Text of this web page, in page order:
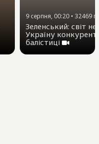
9 серпня, 00:20 • 32469
Зеленський: світ
Україну
балістиці